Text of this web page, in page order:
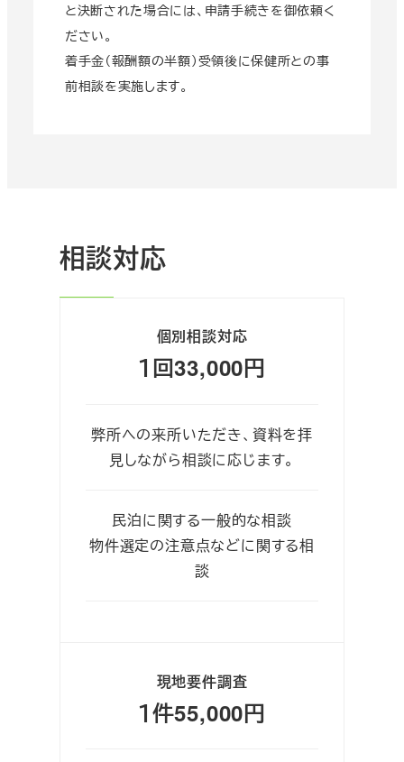
と決断された場合には、申請手続きを御依頼く
ださい。
着手金（報酬額の半額）受領後に保健所との事
前相談を実施します。
相談対応
個別相談対応
１回33,000円
弊所への来所いただき、資料を拝
見しながら相談に応じます。
民泊に関する一般的な相談
物件選定の注意点などに関する相
談
現地要件調査
１件55,000円